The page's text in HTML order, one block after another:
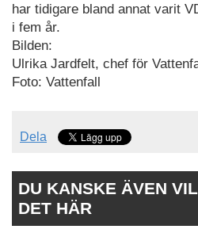
har tidigare bland annat varit
i fem år.
Bilden:
Ulrika Jardfelt, chef för
Foto: Vattenfall
Dela
DU KANSKE ÄVEN
DET HÄR